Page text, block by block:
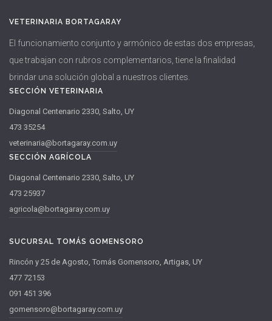
VETERINARIA BORTAGARAY
El funcionamiento conjunto y armónico de estas dos empresas,
que trabajan con rubros complementarios, tiene la finalidad
brindar una solución global a nuestros clientes.
SECCIÓN VETERINARIA
Diagonal Centenario 2330, Salto, UY
473 35254
veterinaria@bortagaray.com.uy
SECCIÓN AGRÍCOLA
Diagonal Centenario 2330, Salto, UY
473 25937
agricola@bortagaray.com.uy
SUCURSAL TOMÁS GOMENSORO
Rincón y 25 de Agosto, Tomás Gomensoro, Artigas, UY
477 72153
091 451 396
gomensoro@bortagaray.com.uy